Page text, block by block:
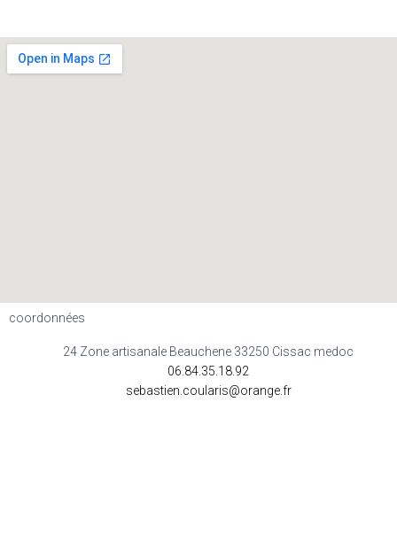
coordonnées
24 Zone artisanale Beauchene 33250 Cissac medoc
06.84.35.18.92
sebastien.coularis@orange.fr